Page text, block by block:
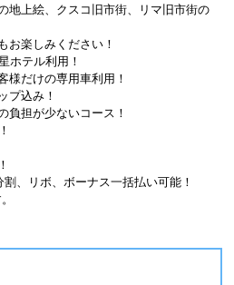
地上絵、クスコ旧市街、リマ旧市街の
お楽しみください！
ホテル利用！
様だけの専用車利用！
プ込み！
負担が少ないコース！
、リボ、ボーナス一括払い可能！